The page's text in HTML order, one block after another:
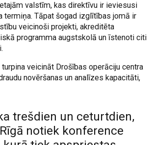
valstīm, kas direktīvu ir ieviesusi
termiņa. Tāpat šogad izglītības jomā ir
veicinoši projekti, akreditēta
programma augstskolā un īstenoti citi
veicināt Drošības operāciju centra
novēršanas un analīzes kapacitāti,
trešdien un ceturtdien,
notiek konference